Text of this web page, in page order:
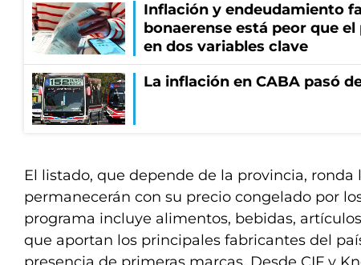
Inflación y endeudamiento
bonaerense está peor que
en dos variables clave
La inflación en CABA pasó
El listado, que depende de la provincia, ronda
permanecerán con su precio congelado por
programa incluye alimentos, bebidas,
que aportan los principales fabricantes del